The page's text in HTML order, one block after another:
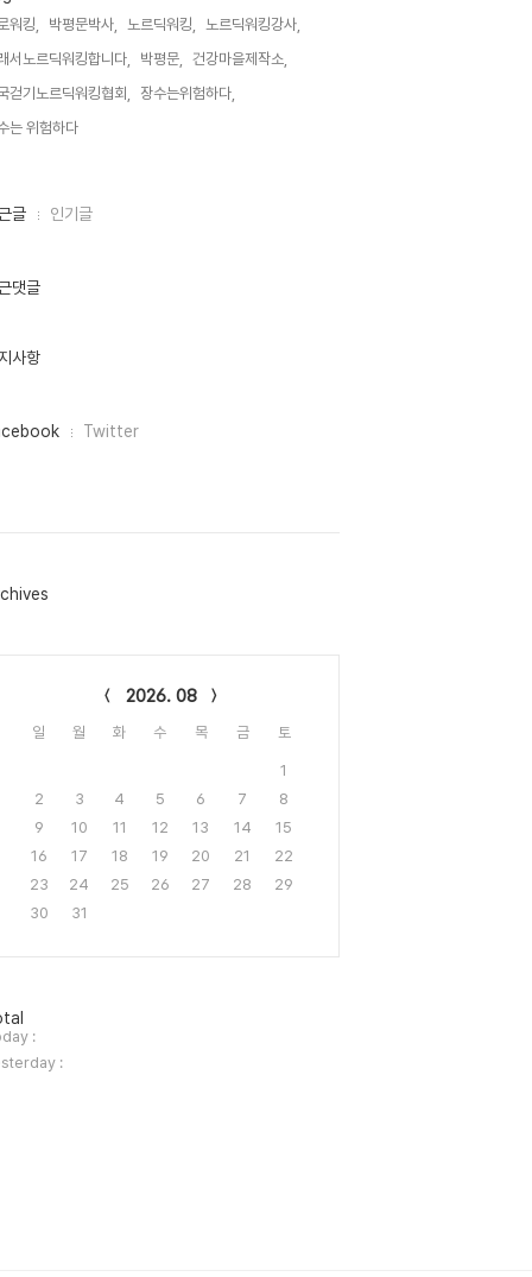
워킹, 박평문박사, 노르딕워킹,
노르딕워킹강사,
서노르딕워킹합니다,
박평문,
건강마을제작소,
걷기노르딕워킹협회,
장수는위험하다,
는 위험하다,
글 인기글
댓글
사항
Twitter
2026. 08
일 월 화 수 목 금 토
1
2
3 4 5 6 7
8
9
10 11 12 13 14
15
16
17 18 19 20 21
22
23
24 25 26 27 28
29
30
31
:
: